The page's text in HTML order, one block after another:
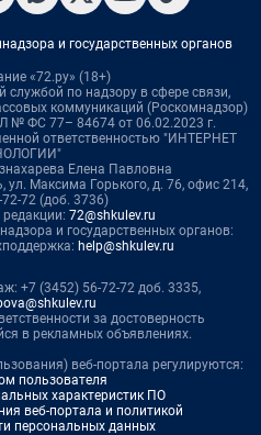
и государственных органов
«72.ру» (18+)
службой по надзору в сфере связи,
коммуникаций (Роскомнадзор)
№ ФС 77– 84674 от 06.02.2023 г.
ответственностью "ИНТЕРНЕТ
Елена Павловна
ул. Максима Горького, д. 76, офис 214,
72 (доб. 3736)
72@shkulev.ru
и государственных органов:
help@shkulev.ru
+7 (3452) 56-72-72 доб. 3335,
за достоверность
в рекламных объявлениях.
веб-портала регулируются:
пользователя
характеристик ПО
веб-портала и политикой
персональных данных